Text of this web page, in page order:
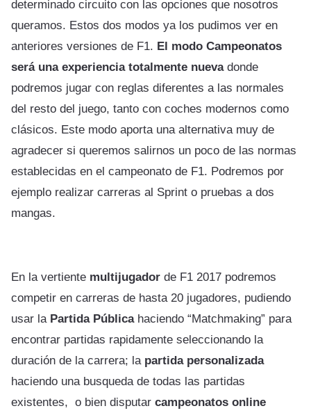
determinado circuito con las opciones que nosotros
queramos. Estos dos modos ya los pudimos ver en
anteriores versiones de F1. El modo Campeonatos
será una experiencia totalmente nuevadonde
podremos jugar con reglas diferentes a las normales
del resto del juego, tanto con coches modernos como
clásicos. Este modo aporta una alternativa muy de
agradecer si queremos salirnos un poco de las normas
establecidas en el campeonato de F1. Podremos por
ejemplo realizar carreras al Sprint o pruebas a dos
mangas.
En la vertiente multijugador de F1 2017 podremos
competir en carreras de hasta 20 jugadores, pudiendo
usar la Partida Públicahaciendo “Matchmaking” para
encontrar partidas rapidamente seleccionando la
duración de la carrera; la partida personalizada
haciendo una busqueda de todas las partidas
existentes, o bien disputar campeonatos online